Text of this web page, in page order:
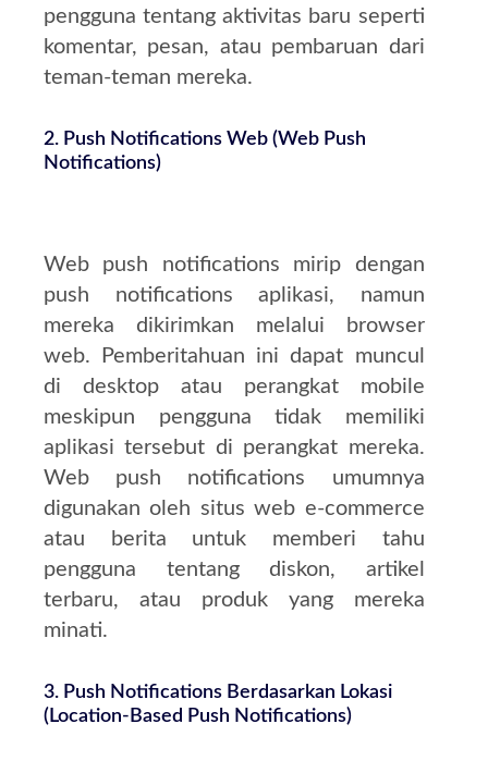
pengguna tentang aktivitas baru seperti
komentar, pesan, atau pembaruan dari
teman-teman mereka.
2. Push Notifications Web (Web Push
Notifications)
Web push notifications mirip dengan
push notifications aplikasi, namun
mereka dikirimkan melalui browser
web. Pemberitahuan ini dapat muncul
di desktop atau perangkat mobile
meskipun pengguna tidak memiliki
aplikasi tersebut di perangkat mereka.
Web push notifications umumnya
digunakan oleh situs web e-commerce
atau berita untuk memberi tahu
pengguna tentang diskon, artikel
terbaru, atau produk yang mereka
minati.
3. Push Notifications Berdasarkan Lokasi
(Location-Based Push Notifications)